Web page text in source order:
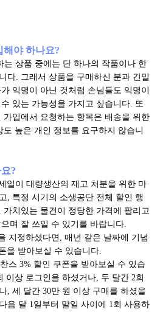
해야 하나요?
는 상품 중에는 단 하나의 작품이나 한
다. 그래서 상품을 구매하신 분과 긴밀
익명이 아닌 것처럼 손님들도 익명이
있는 가능성을 가지고 싶습니다. 또
가입에서 요청하는 항목은 배송을 위한
높은 개인 정보를 요구하지 않습니
?
일이 대량생산의 재고 처분을 위한 마
, 특정 시기의 소생공단 전체 할인 행
가치있는 물건이 정당한 가격에 팔리고
며 잘 쓰일 수 있기를 바랍니다.
지정하셨다면, 매년 같은 날짜에 기념
을 받아보실 수 있습니다.
스 3% 할인 쿠폰을 받아보실 수 있습
이상 로그인을 하셨거나, 두 달간 2회
, 세 달간 30만 원 이상 구매를 하셨을
음 달 1일부터 말일 사이에 1회 사용하